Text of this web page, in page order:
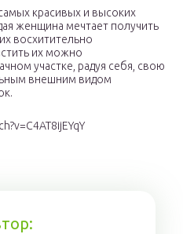
красивых и высоких
женщина мечтает получить
восхитительно
их можно
участке, радуя себя, свою
внешним видом